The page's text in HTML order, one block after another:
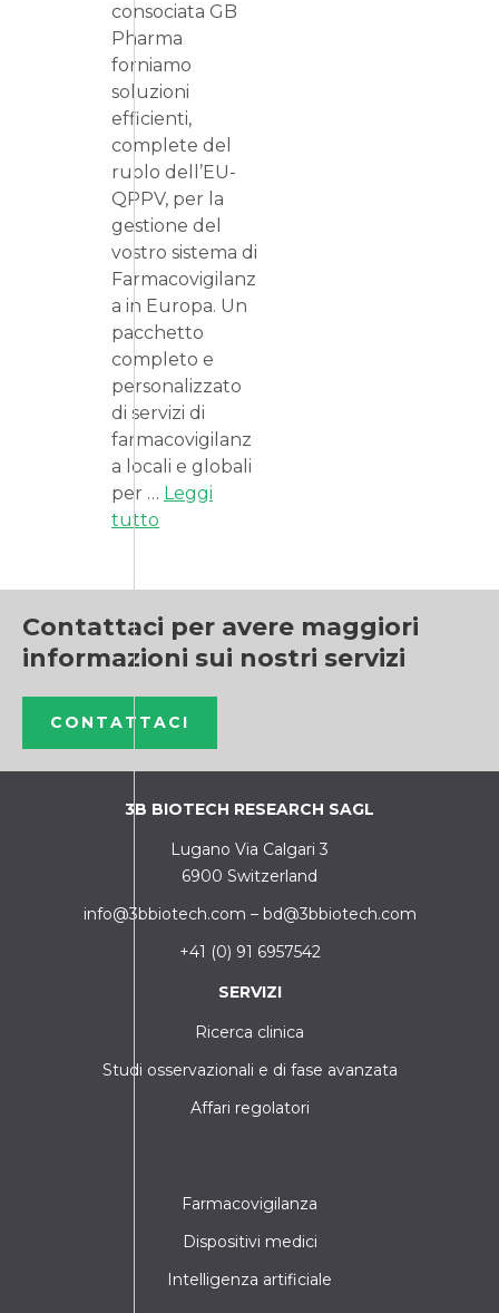
consociata GB
Pharma
forniamo
soluzioni
efficienti,
complete del
ruolo dell’EU-
QPPV, per la
gestione del
vostro sistema di
Farmacovigilanz
a in Europa. Un
pacchetto
completo e
personalizzato
di servizi di
farmacovigilanz
a locali e globali
per … Leggi
tutto
Contattaci per avere maggiori
informazioni sui nostri servizi
CONTATTACI
3B BIOTECH RESEARCH SAGL
Lugano Via Calgari 3
6900 Switzerland
info@3bbiotech.com – bd@3bbiotech.com
+41 (0) 91 6957542
SERVIZI
Ricerca clinica
Studi osservazionali e di fase avanzata
Affari regolatori
Farmacovigilanza
Dispositivi medici
Intelligenza artificiale